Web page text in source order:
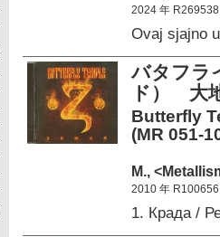
2024 年 R269538
Ovaj sjajno
バタフラ
ド） 大
Butterfly
(MR 051-
М.,
2010 年 R100656
1. Крада /